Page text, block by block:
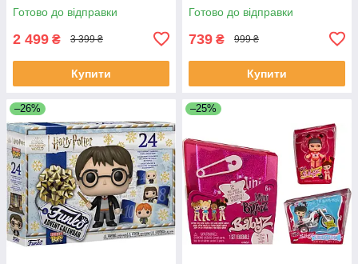
Готово до відправки
2 499 ₴ 3 399 ₴
Купити
Готово до відправки
739 ₴ 999 ₴
Купити
–26% –25%